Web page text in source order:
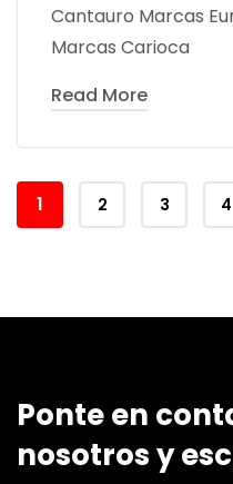
Cantauro Marcas
Marcas Carioca
Read More
1 2 3 4
Ponte en
nosotros y